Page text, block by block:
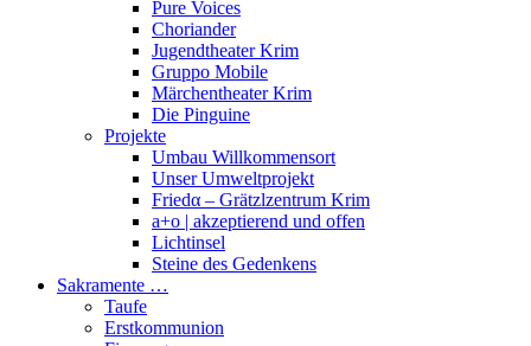
Pure Voices
Choriander
Jugendtheater Krim
Gruppo Mobile
Märchentheater Krim
Die Pinguine
Projekte
Umbau Willkommensort
Unser Umweltprojekt
Friedα – Grätzlzentrum Krim
a+o | akzeptierend und offen
Lichtinsel
Steine des Gedenkens
Sakramente …
Taufe
Erstkommunion